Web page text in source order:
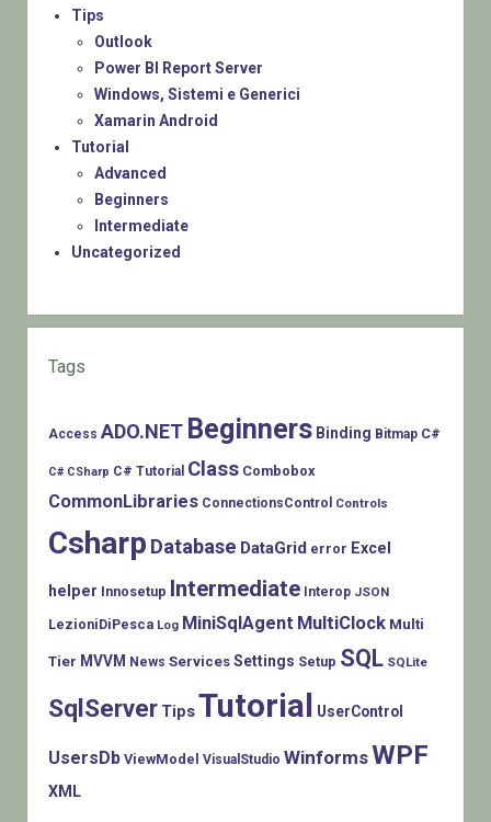
Tips
Outlook
Power BI Report Server
Windows, Sistemi e Generici
Xamarin Android
Tutorial
Advanced
Beginners
Intermediate
Uncategorized
Tags
Access ADO.NET Beginners Binding Bitmap C#
C# CSharp C# Tutorial Class Combobox
CommonLibraries ConnectionsControl Controls
Csharp Database DataGrid error Excel
helper Innosetup Intermediate Interop JSON
LezioniDiPesca Log MiniSqlAgent MultiClock Multi
Tier MVVM News Services Settings Setup SQL SQLite
SqlServer TipsTutorial UserControl
UsersDb ViewModel VisualStudio WinformsWPF
XML